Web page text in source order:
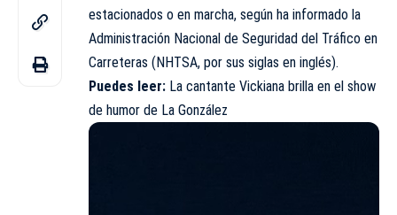
estacionados o en marcha, según ha informado la
Administración Nacional de Seguridad del Tráfico en
Carreteras (NHTSA, por sus siglas en inglés).
Puedes leer: La cantante Vickiana brilla en el show
de humor de La González